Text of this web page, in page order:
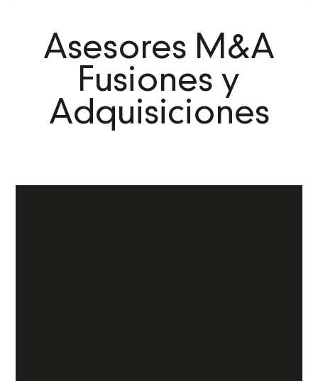
Asesores M&A
Fusiones y
Adquisiciones